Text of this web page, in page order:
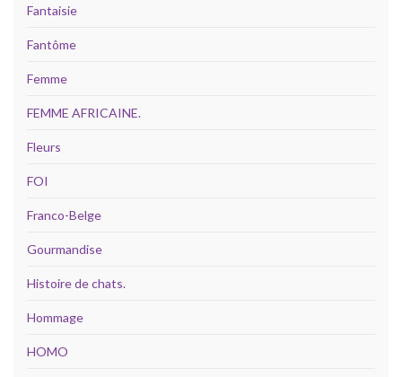
Fantaisie
Fantôme
Femme
FEMME AFRICAINE.
Fleurs
FOI
Franco-Belge
Gourmandise
Histoire de chats.
Hommage
HOMO